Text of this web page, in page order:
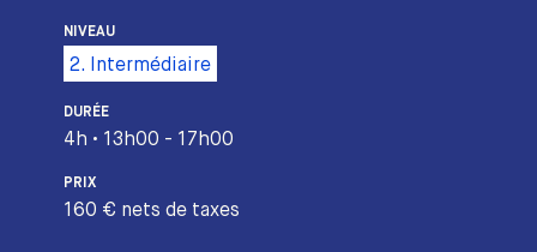
NIVEAU
2. Intermédiaire
DURÉE
4h • 13h00 - 17h00
PRIX
160 € nets de taxes